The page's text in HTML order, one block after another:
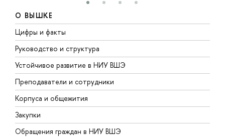
О ВЫШКЕ
Цифры и факты
Руководство и структура
Устойчивое развитие в НИУ ВШЭ
Преподаватели и сотрудники
Корпуса и общежития
Закупки
Обращения граждан в НИУ ВШЭ